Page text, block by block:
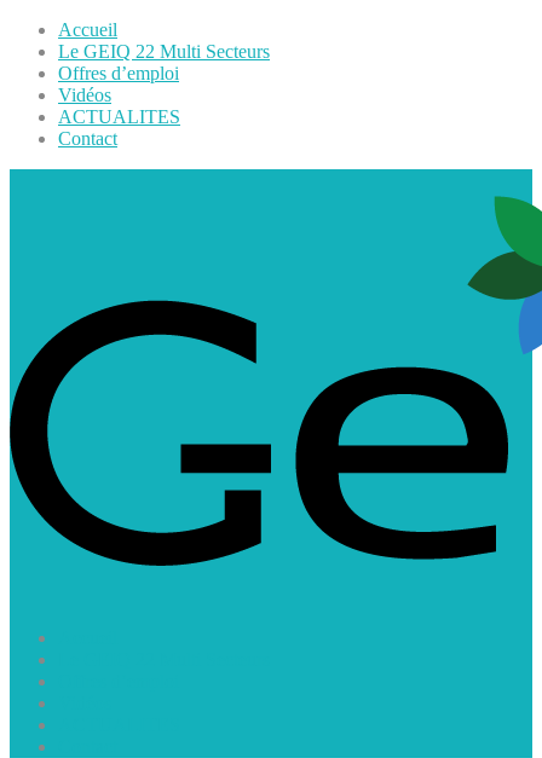
Accueil
Le GEIQ 22 Multi Secteurs
Offres d’emploi
Vidéos
ACTUALITES
Contact